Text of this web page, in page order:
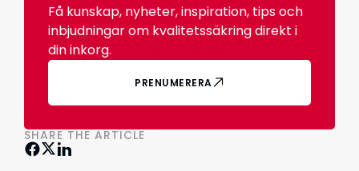
Få kunskap, nyheter, inspiration, tips och
inbjudningar om kvalitetssäkring direkt i
din inkorg.
PRENUMERERA
SHARE THE ARTICLE